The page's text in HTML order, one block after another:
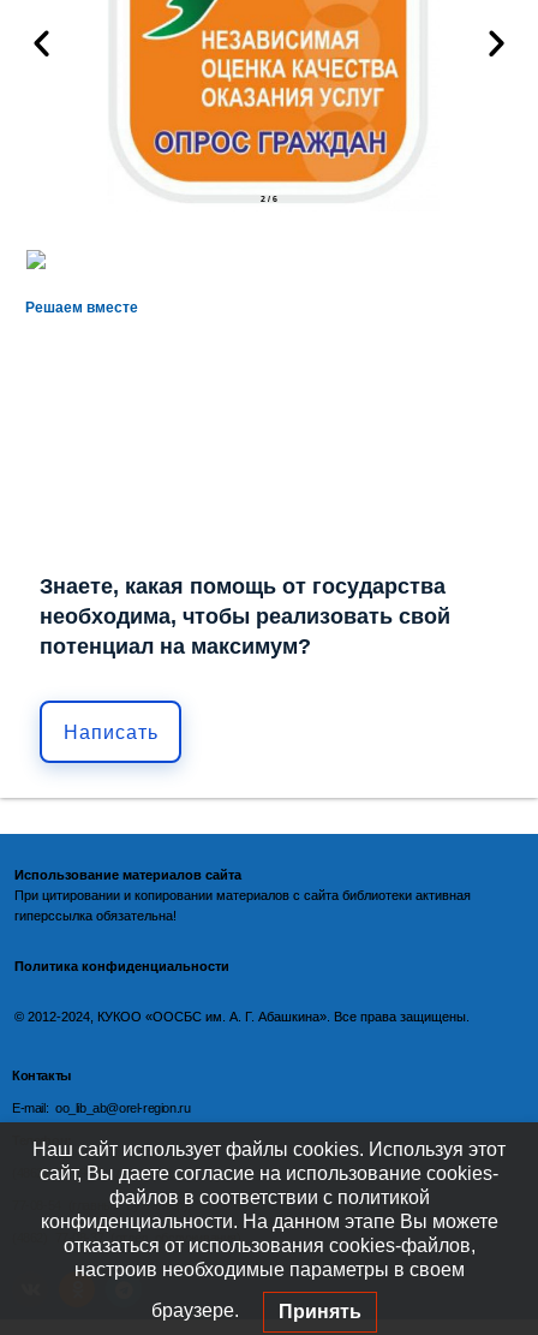
2 / 6
Решаем вместе
Знаете, какая помощь от государства
необходима, чтобы реализовать свой
потенциал на максимум?
Написать
Использование материалов сайта
При цитировании и копировании материалов с сайта библиотеки активная
гиперссылка обязательна!
Политика конфиденциальности
©️ 2012-2024, КУКОО «ООСБС им. А. Г. Абашкина». Все права защищены.
Контакты
E-mail: oo_lib_ab@orel-region.ru
Телефон:
(4862) 77-09-75 (директор),
77-08-54 (главный бухгалтер),
Наш сайт использует файлы cookies. Используя этот
сайт, Вы даете согласие на использование cookies-
файлов в соответствии с политикой
конфиденциальности. На данном этапе Вы можете
отказаться от использования cookies-файлов,
настроив необходимые параметры в своем
браузере. Принять